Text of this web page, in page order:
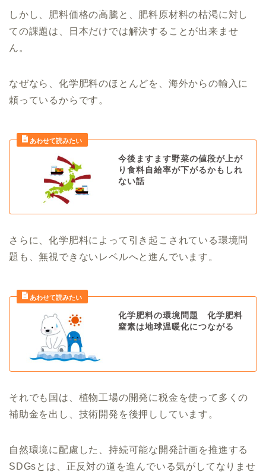
しかし、肥料価格の高騰と、肥料原材料の枯渇に対し
ての課題は、日本だけでは解決することが出来ませ
ん。
なぜなら、化学肥料のほとんどを、海外からの輸入に
頼っているからです。
今後ますます野菜の値段が上が
り食料自給率が下がるかもしれ
ない話
さらに、化学肥料によって引き起こされている環境問
題も、無視できないレベルへと進んでいます。
化学肥料の環境問題 化学肥料
窒素は地球温暖化につながる
それでも国は、植物工場の開発に税金を使って多くの
補助金を出し、技術開発を後押ししています。
自然環境に配慮した、持続可能な開発計画を推進する
SDGsとは、正反対の道を進んでいる気がしてなりませ